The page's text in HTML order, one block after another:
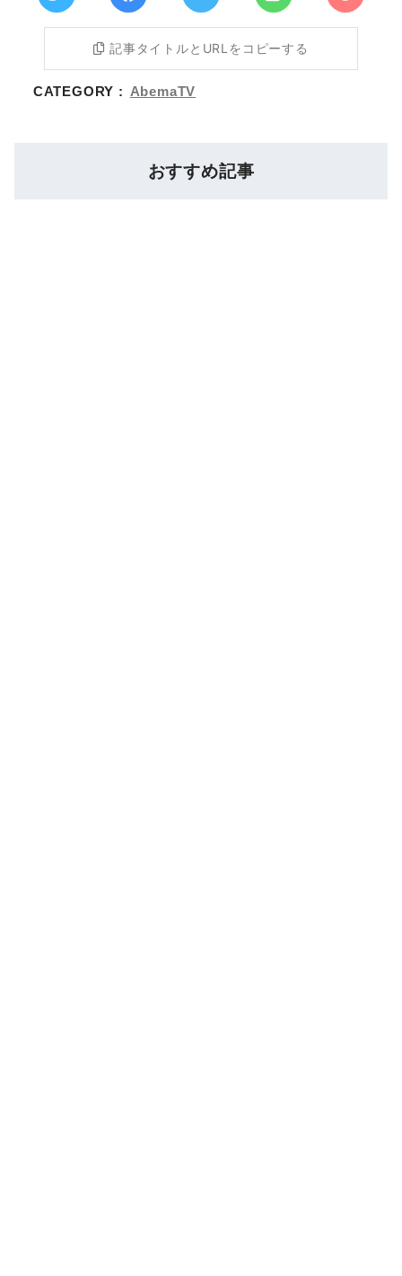
記事タイトルとURLをコピーする
CATEGORY : AbemaTV
おすすめ記事